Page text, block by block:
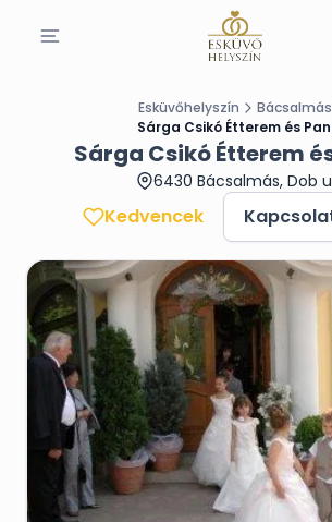
Esküvőhelyszín
Bácsalmás
Sárga Csikó Étterem és
Sárga Csikó Étterem
6430 Bácsalmás, Dob
Kedvencek